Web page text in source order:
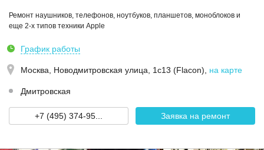
Ремонт наушников, телефонов, ноутбуков, планшетов, моноблоков и
еще 2-х типов техники Apple
График работы
Москва, Новодмитровская улица, 1с13 (Flacon) на карте
Дмитровская
+7 (495) 374-95... Заявка на ремонт